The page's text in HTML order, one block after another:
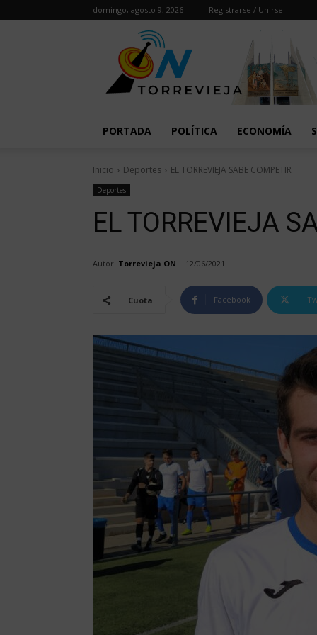
domingo, agosto 9, 2026 Registrarse / Unirse
PORTADA POLÍTICA ECONOMÍA
Inicio Deportes EL TORREVIEJA SABE COMPETIR
Deportes
EL TORREVIEJA
Autor: Torrevieja ON 12/06/2021
Cuota Facebook